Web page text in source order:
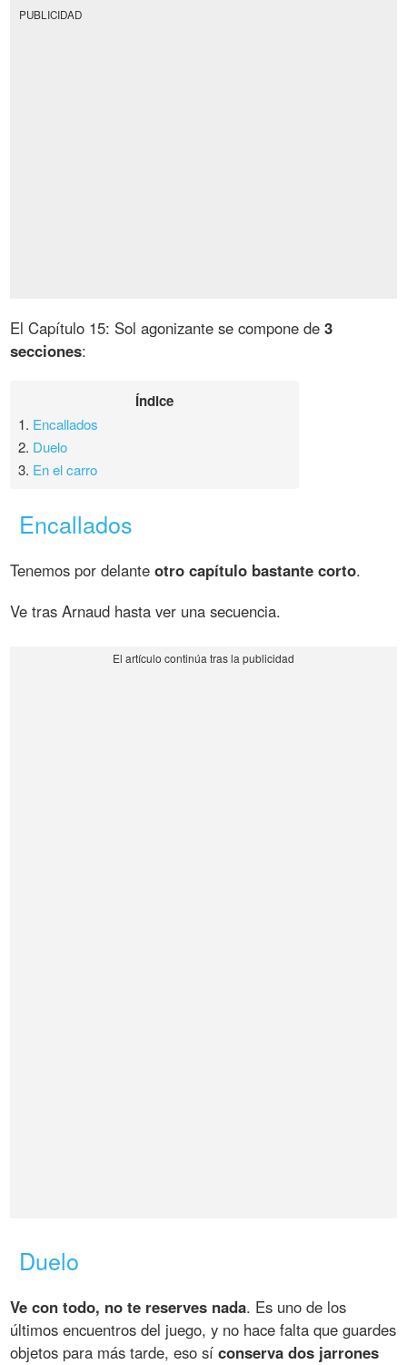
PUBLICIDAD
El Capítulo 15: Sol agonizante se compone de3
secciones:
Índice
1. Encallados
2. Duelo
3. En el carro
Encallados
Tenemos por delanteotro capítulo bastante corto.
Ve tras Arnaud hasta ver una secuencia.
Duelo
Ve con todo, no te reserves nada. Es uno de los
últimos encuentros del juego, y no hace falta que guardes
objetos para más tarde, eso síconserva dos jarrones